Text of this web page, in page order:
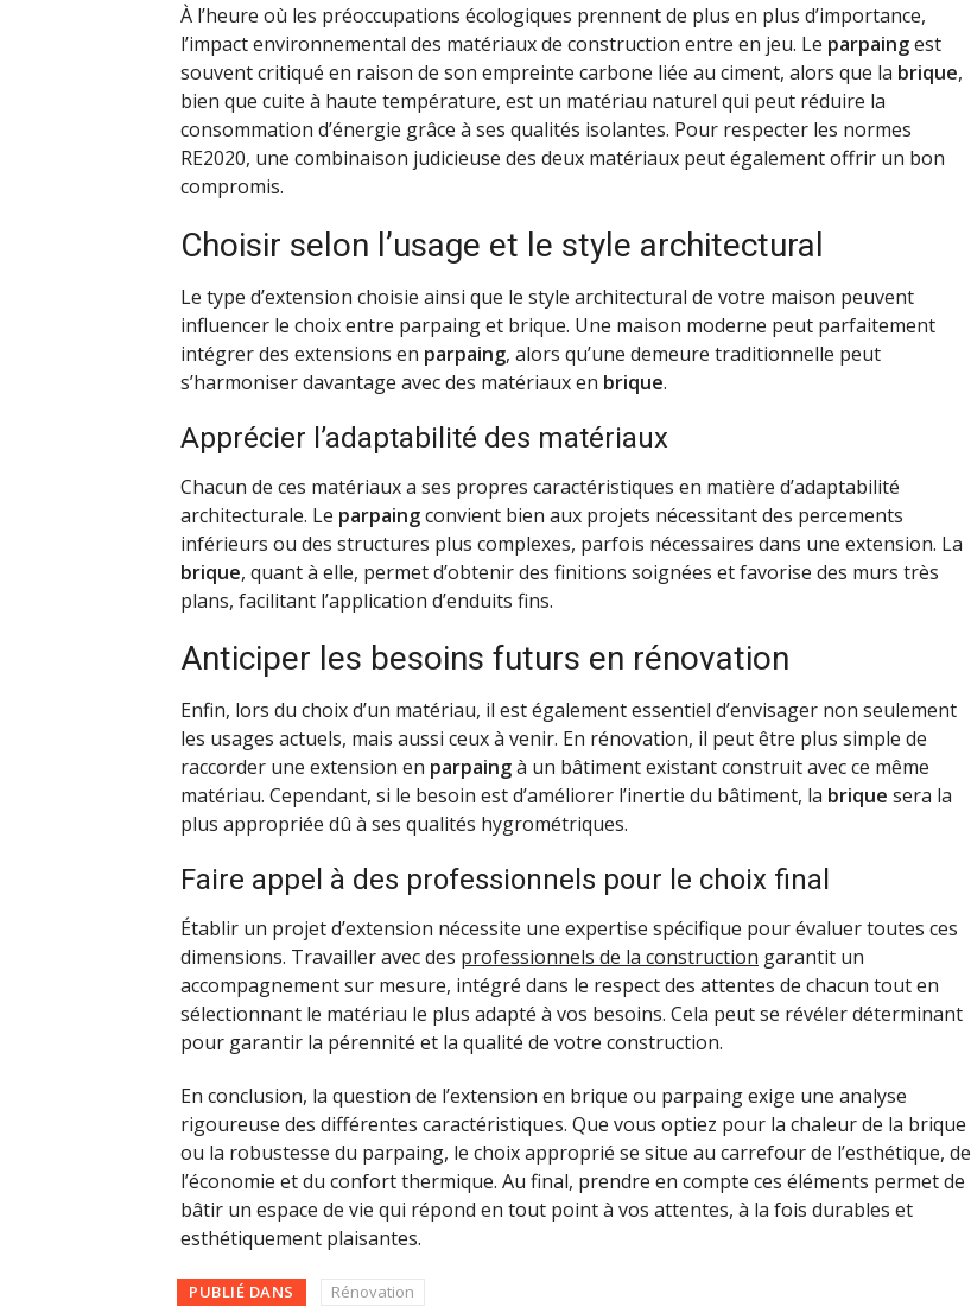
À l’heure où les préoccupations écologiques prennent de plus en plus d’importance,
l’impact environnemental des matériaux de construction entre en jeu. Le parpaingest
souvent critiqué en raison de son empreinte carbone liée au ciment, alors que la brique,
bien que cuite à haute température, est un matériau naturel qui peut réduire la
consommation d’énergie grâce à ses qualités isolantes. Pour respecter les normes
RE2020, une combinaison judicieuse des deux matériaux peut également offrir un bon
compromis.
Choisir selon l’usage et le style architectural
Le type d’extension choisie ainsi que le style architectural de votre maison peuvent
influencer le choix entre parpaing et brique. Une maison moderne peut parfaitement
intégrer des extensions en parpaing, alors qu’une demeure traditionnelle peut
s’harmoniser davantage avec des matériaux en brique.
Apprécier l’adaptabilité des matériaux
Chacun de ces matériaux a ses propres caractéristiques en matière d’adaptabilité
architecturale. Le parpaingconvient bien aux projets nécessitant des percements
inférieurs ou des structures plus complexes, parfois nécessaires dans une extension. La
brique, quant à elle, permet d’obtenir des finitions soignées et favorise des murs très
plans, facilitant l’application d’enduits fins.
Anticiper les besoins futurs en rénovation
Enfin, lors du choix d’un matériau, il est également essentiel d’envisager non seulement
les usages actuels, mais aussi ceux à venir. En rénovation, il peut être plus simple de
raccorder une extension en parpaingà un bâtiment existant construit avec ce même
matériau. Cependant, si le besoin est d’améliorer l’inertie du bâtiment, la brique sera la
plus appropriée dû à ses qualités hygrométriques.
Faire appel à des professionnels pour le choix final
Établir un projet d’extension nécessite une expertise spécifique pour évaluer toutes ces
dimensions. Travailler avec des professionnels de la construction garantit un
accompagnement sur mesure, intégré dans le respect des attentes de chacun tout en
sélectionnant le matériau le plus adapté à vos besoins. Cela peut se révéler déterminant
pour garantir la pérennité et la qualité de votre construction.
En conclusion, la question de l’extension en brique ou parpaing exige une analyse
rigoureuse des différentes caractéristiques. Que vous optiez pour la chaleur de la brique
ou la robustesse du parpaing, le choix approprié se situe au carrefour de l’esthétique, de
l’économie et du confort thermique. Au final, prendre en compte ces éléments permet de
bâtir un espace de vie qui répond en tout point à vos attentes, à la fois durables et
esthétiquement plaisantes.
PUBLIÉ DANS Rénovation